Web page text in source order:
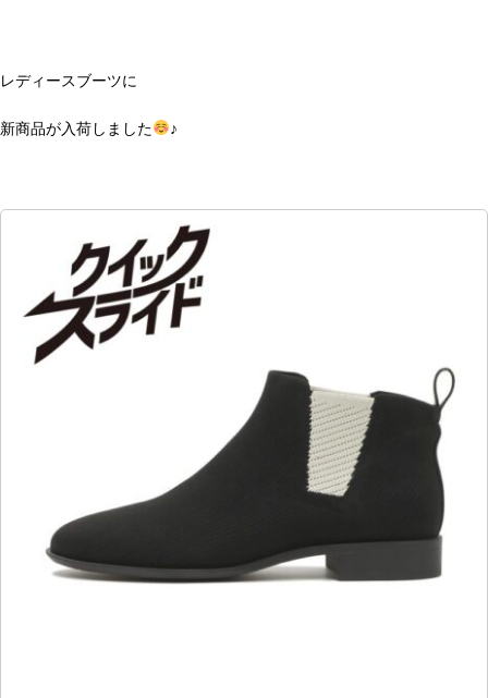
レディースブーツに
新商品が入荷しました ♪